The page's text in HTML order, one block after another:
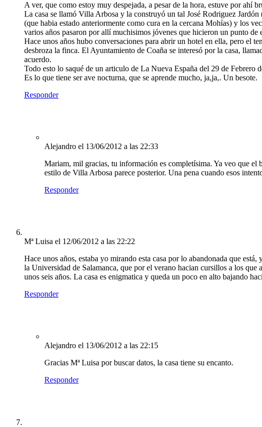
A ver, que como estoy muy despejada, a pesar de la hora, estuve por ahí
La casa se llamó Villa Arbosa y la construyó un tal José Rodriguez
(que habia estado anteriormente como cura en la cercana Mohías) y los
varios años pasaron por allí muchisimos jóvenes que hicieron un punto de
Hace unos años hubo conversaciones para abrir un hotel en ella, pero el
desbroza la finca. El Ayuntamiento de Coaña se interesó por la casa,
acuerdo.
Todo esto lo saqué de un articulo de La Nueva España del 29 de Febrero
Es lo que tiene ser ave nocturna, que se aprende mucho, ja,ja,. Un besote.
Responder
Alejandro el 13/06/2012 a las 22:33
Mariam, mil gracias, tu información es completísima. Ya veo que el
estilo de Villa Arbosa parece posterior. Una pena cuando esos
Responder
Mª Luisa el 12/06/2012 a las 22:22
Hace unos años, estaba yo mirando esta casa por lo abandonada que
la Universidad de Salamanca, que por el verano hacian cursillos a los que
unos seis años. La casa es enigmatica y queda un poco en alto bajando
Responder
Alejandro el 13/06/2012 a las 22:15
Gracias Mª Luisa por buscar datos, la casa tiene su encanto.
Responder